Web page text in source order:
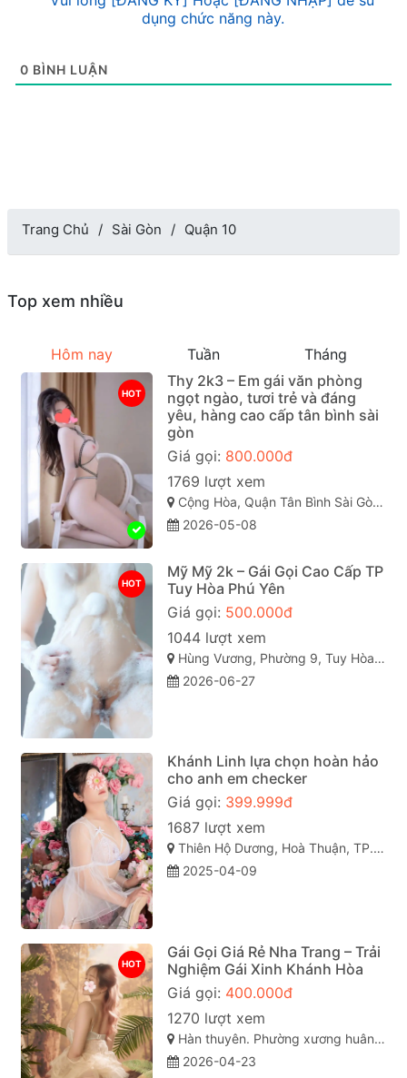
dụng chức năng này.
0 BÌNH LUẬN
Trang Chủ Sài Gòn Quận 10
Top xem nhiều
Hôm nay Tuần Tháng
HOT
Thy 2k3 – Em gái văn phòng
ngọt ngào, tươi trẻ và đáng
yêu, hàng cao cấp tân bình sài
gòn
Giá gọi: 800.000đ
1769 lượt xem
Cộng Hòa, Quận Tân Bình Sài Gòn ( TP. Hồ Chí Minh )
2026-05-08
HOT
Mỹ Mỹ 2k – Gái Gọi Cao Cấp TP
Tuy Hòa Phú Yên
Giá gọi: 500.000đ
1044 lượt xem
Hùng Vương, Phường 9, Tuy Hòa, Phú Yên
2026-06-27
Khánh Linh lựa chọn hoàn hảo
cho anh em checker
Giá gọi: 399.999đ
1687 lượt xem
Thiên Hộ Dương, Hoà Thuận, TP. Cao Lãnh, Đồng Tháp
2025-04-09
HOT
Gái Gọi Giá Rẻ Nha Trang – Trải
Nghiệm Gái Xinh Khánh Hòa
Giá gọi: 400.000đ
1270 lượt xem
Hàn thuyên. Phường xương huân. Tp nha trang . Khánh Hòa
2026-04-23